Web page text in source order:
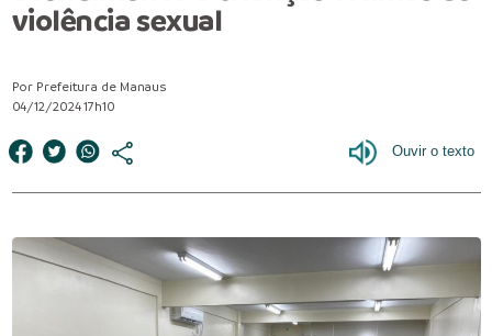
violência sexual
Por Prefeitura de Manaus
04/12/2024 17h10